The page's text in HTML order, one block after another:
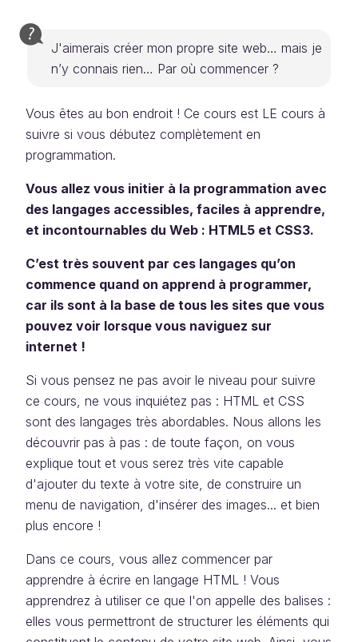
J'aimerais créer mon propre site web… mais je
n’y connais rien… Par où commencer ?
Vous êtes au bon endroit ! Ce cours est LE cours à
suivre si vous débutez complètement en
programmation.
Vous allez vous initier à la programmation avec
des langages accessibles, faciles à apprendre,
et incontournables du Web : HTML5 et CSS3.
C’est très souvent par ces langages qu’on
commence quand on apprend à programmer,
car ils sont à la base de tous les sites que vous
pouvez voir lorsque vous naviguez sur
internet !
Si vous pensez ne pas avoir le niveau pour suivre
ce cours, ne vous inquiétez pas : HTML et CSS
sont des langages très abordables. Nous allons les
découvrir pas à pas : de toute façon, on vous
explique tout et vous serez très vite capable
d'ajouter du texte à votre site, de construire un
menu de navigation, d'insérer des images... et bien
plus encore !
Dans ce cours, vous allez commencer par
apprendre à écrire en langage HTML ! Vous
apprendrez à utiliser ce que l'on appelle des balises :
elles vous permettront de structurer les éléments qui